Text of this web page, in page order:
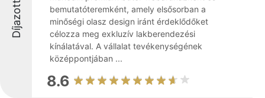
Díjazottak
bemutatóteremként, amely elsősorban a
minőségi olasz design iránt érdeklődőket
célozza meg exkluzív lakberendezési
kínálatával. A vállalat tevékenységének
középpontjában ...
8.6